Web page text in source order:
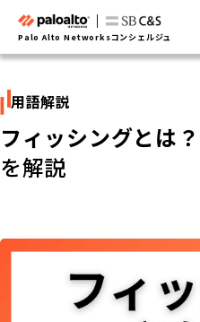
Palo Alto Networksコンシェルジュ
用語解説
フィッシングとは？
を解説